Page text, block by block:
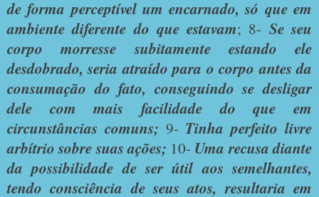
de forma perceptível um encarnado, só que em
ambiente diferente do que estavam; 8- Se seu
corpo morresse subitamente estando ele
desdobrado, seria atraído para o corpo antes da
consumação do fato, conseguindo se desligar
dele com mais facilidade do que em
circunstâncias comuns; 9- Tinha perfeito livre
arbítrio sobre suas ações; 10- Uma recusa diante
da possibilidade de ser útil aos semelhantes,
tendo consciência de seus atos, resultaria em